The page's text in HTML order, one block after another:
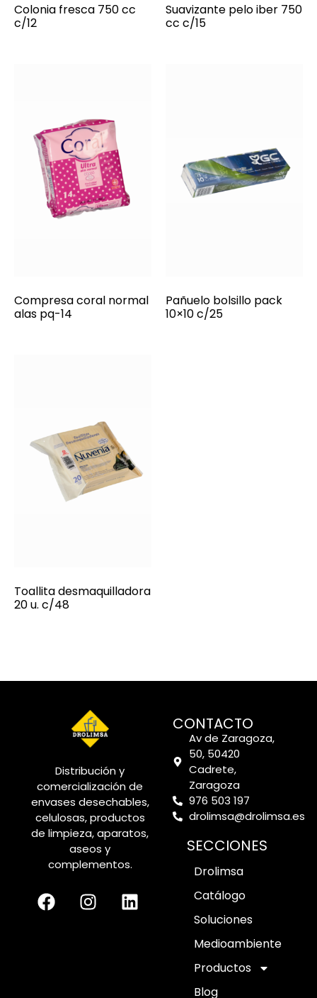
Colonia fresca 750 cc
c/12
Suavizante pelo iber 750
cc c/15
Compresa coral normal
alas pq-14
Pañuelo bolsillo pack
10×10 c/25
Toallita desmaquilladora
20 u. c/48
Distribución y
comercialización de
envases desechables,
celulosas, productos
de limpieza, aparatos,
aseos y
complementos.
CONTACTO
Av de Zaragoza,
50, 50420
Cadrete,
Zaragoza
976 503 197
drolimsa@drolimsa.es
SECCIONES
Drolimsa
Catálogo
Soluciones
Medioambiente
Productos
Blog